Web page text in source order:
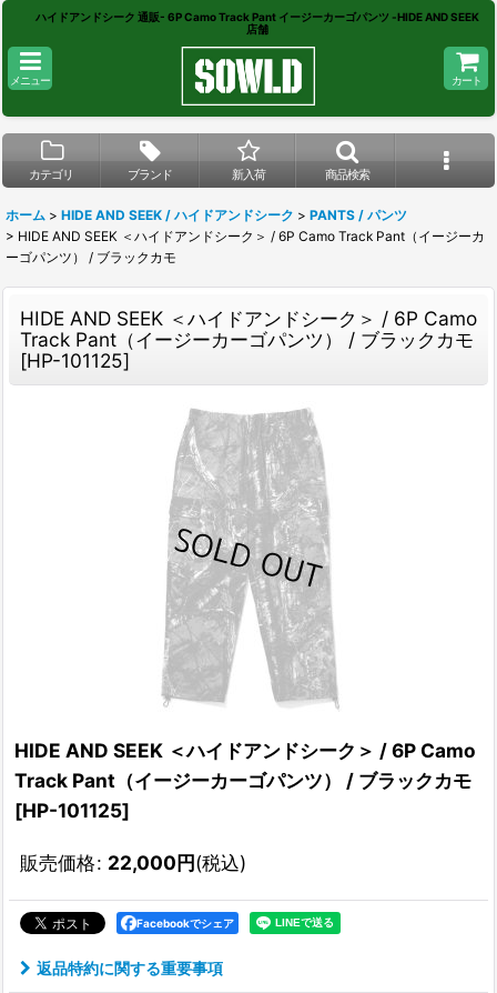
ハイドアンドシーク 通販- 6P Camo Track Pant イージーカーゴパンツ -HIDE AND SEEK
店舗
メニュー カート
カテゴリ ブランド 新入荷 商品検索
ホーム > HIDE AND SEEK / ハイドアンドシーク > PANTS / パンツ
> HIDE AND SEEK ＜ハイドアンドシーク＞ / 6P Camo Track Pant（イージーカ
ーゴパンツ） / ブラックカモ
HIDE AND SEEK ＜ハイドアンドシーク＞ / 6P Camo
Track Pant（イージーカーゴパンツ） / ブラックカモ
[HP-101125]
HIDE AND SEEK ＜ハイドアンドシーク＞ / 6P Camo
Track Pant（イージーカーゴパンツ） / ブラックカモ
[HP-101125]
販売価格: 22,000円(税込)
Facebookでシェア
返品特約に関する重要事項